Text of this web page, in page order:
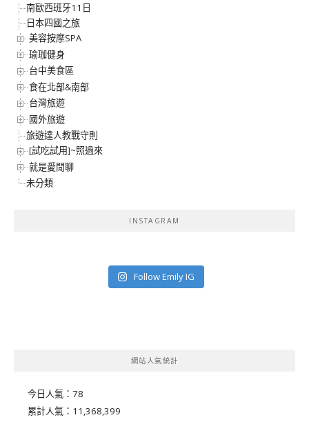
南歐西班牙11日
日本四國之旅
美容按摩SPA
瑜珈健身
台中美食區
食在北部&南部
台灣旅遊
國外旅遊
旅遊達人教戰守則
[試吃試用]~照過來
就是愛閒聊
未分類
INSTAGRAM
Follow Emily IG
網站人氣統計
今日人氣： 78
累計人氣： 11,368,399